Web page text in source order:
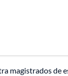
magistrados